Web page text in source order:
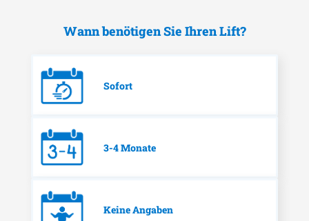
Wann benötigen Sie Ihren Lift?
Sofort
3-4 Monate
Keine Angaben